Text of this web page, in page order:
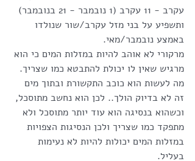
עקרב - 11 עקרב (1 נובמבר - 21 בנובמבר)
ותשפיע על בני מזל עקרב/שור שנולדו
באמצע נובמבר/מאי.
מרקורי לא אוהב להיות במזלות המים כי הוא
מרגיש שאין לו יכולת להתבטא כמו שצריך.
מה לעשות הוא כוכב התקשורת ובתוך מים
זה לא בדיוק הולך.. לכן הוא נחשב מתוסכל,
וכשהוא בנסיגה הוא עוד יותר מתוסכל ולא
מתפקד כמו שצריך ולכן הנסיגות הצפויות
במזלות המים יכולות להיות לא נעימות
בעליל.